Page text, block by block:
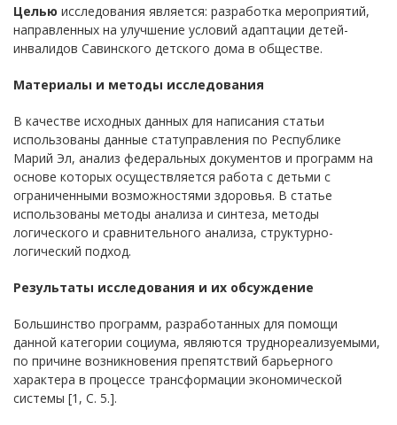
Целью исследования является: разработка мероприятий,
направленных на улучшение условий адаптации детей-
инвалидов Савинского детского дома в обществе.
Материалы и методы исследования
В качестве исходных данных для написания статьи
использованы данные статуправления по Республике
Марий Эл, анализ федеральных документов и программ на
основе которых осуществляется работа с детьми с
ограниченными возможностями здоровья. В статье
использованы методы анализа и синтеза, методы
логического и сравнительного анализа, структурно-
логический подход.
Результаты исследования и их обсуждение
Большинство программ, разработанных для помощи
данной категории социума, являются труднореализуемыми,
по причине возникновения препятствий барьерного
характера в процессе трансформации экономической
системы [1, С. 5.].